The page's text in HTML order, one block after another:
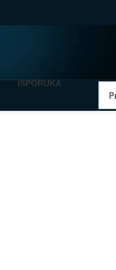
ISPORUKA